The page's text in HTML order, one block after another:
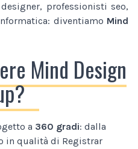
professionisti seo,
diventiamo Mind
Mind Design
a 360 gradi: dalla
in qualità di Registrar